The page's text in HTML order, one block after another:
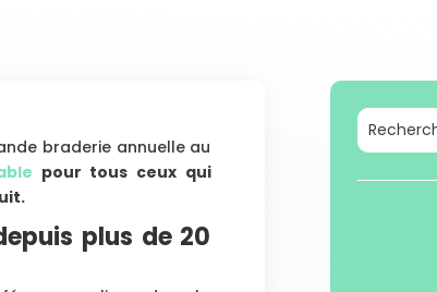
braderie annuelle au
pour tous ceux qui
plus de 20